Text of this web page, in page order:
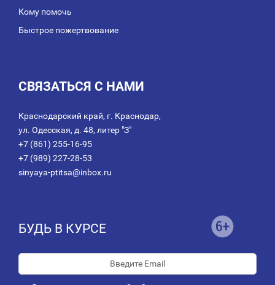
Кому помочь
Быстрое пожертвование
СВЯЗАТЬСЯ С НАМИ
Краснодарский край, г. Краснодар,
ул. Одесская, д. 48, литер "З"
+7 (861) 255-16-95
+7 (989) 227-28-53
sinyaya-ptitsa@inbox.ru
БУДЬ В КУРСЕ